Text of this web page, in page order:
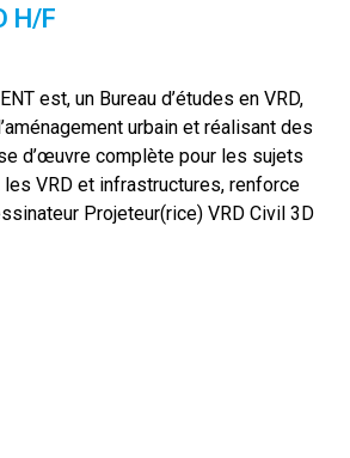
H/F
est, un Bureau d’études en VRD,
urbain et réalisant des
d’œuvre complète pour les sujets
VRD et infrastructures, renforce
Projeteur(rice) VRD Civil 3D